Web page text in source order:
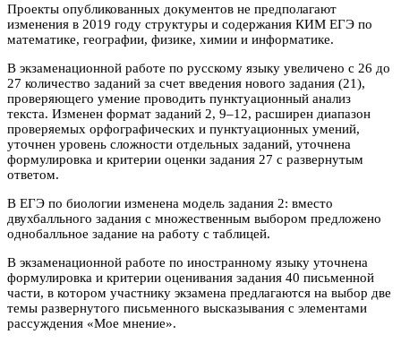
Проекты опубликованных документов не предполагают
изменения в 2019 году структуры и содержания КИМ ЕГЭ по
математике, географии, физике, химии и информатике.
В экзаменационной работе по русскому языку увеличено с 26 до
27 количество заданий за счет введения нового задания (21),
проверяющего умение проводить пунктуационный анализ
текста. Изменен формат заданий 2, 9–12, расширен диапазон
проверяемых орфографических и пунктуационных умений,
уточнен уровень сложности отдельных заданий, уточнена
формулировка и критерии оценки задания 27 с развернутым
ответом.
В ЕГЭ по биологии изменена модель задания 2: вместо
двухбалльного задания с множественным выбором предложено
однобалльное задание на работу с таблицей.
В экзаменационной работе по иностранному языку уточнена
формулировка и критерии оценивания задания 40 письменной
части, в котором участнику экзамена предлагаются на выбор две
темы развернутого письменного высказывания с элементами
рассуждения «Мое мнение».